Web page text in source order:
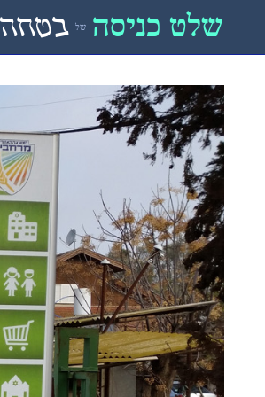
שלט כניסה של בטחה